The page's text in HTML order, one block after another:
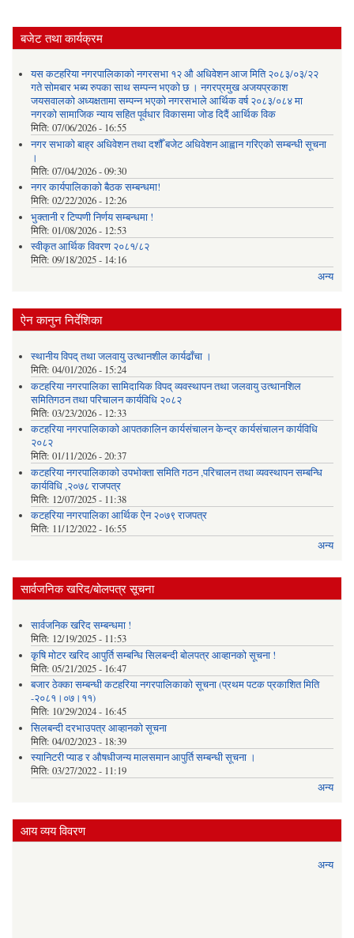
बजेट तथा कार्यक्रम
यस कटहरिया नगरपालिकाको नगरसभा १२ औ अधिवेशन आज मिति २०८३/०३/२२
गते सोमबार भब्य रुपका साथ सम्पन्न भएको छ । नगरप्रमुख अजयप्रकाश
जयसवालको अध्यक्षतामा सम्पन्न भएको नगरसभाले आर्थिक वर्ष २०८३/०८४ मा
नगरको सामाजिक न्याय सहित पूर्वधार विकासमा जोड दिदैं आर्थिक विक
मिति: 07/06/2026 - 16:55
नगर सभाको बाह्र अधिवेशन तथा दशौँ बजेट अधिवेशन आह्वान गरिएको सम्बन्धी सूचना
।
मिति: 07/04/2026 - 09:30
नगर कार्यपालिकाको बैठक सम्बन्धमा!
मिति: 02/22/2026 - 12:26
भुक्तानी र टिप्पणी निर्णय सम्बन्धमा !
मिति: 01/08/2026 - 12:53
स्वीकृत आर्थिक विवरण २०८१/८२
मिति: 09/18/2025 - 14:16
अन्य
ऐन कानुन निर्देशिका
स्थानीय विपद् तथा जलवायु उत्थानशील कार्यढाँचा ।
मिति: 04/01/2026 - 15:24
कटहरिया नगरपालिका सामिदायिक विपद् व्यवस्थापन तथा जलवायु उत्थानशिल
समितिगठन तथा परिचालन कार्यविधि २०८२
मिति: 03/23/2026 - 12:33
कटहरिया नगरपालिकाको आपतकालिन कार्यसंचालन केन्द्र कार्यसंचालन कार्यविधि
२०८२
मिति: 01/11/2026 - 20:37
कटहरिया नगरपालिकाको उपभोक्ता समिति गठन ,परिचालन तथा व्यवस्थापन सम्बन्धि
कार्यविधि ,२०७८ राजपत्र
मिति: 12/07/2025 - 11:38
कटहरिया नगरपालिका आर्थिक ऐन २०७९ राजपत्र
मिति: 11/12/2022 - 16:55
अन्य
सार्वजनिक खरिद/बोलपत्र सूचना
सार्वजनिक खरिद सम्बन्धमा !
मिति: 12/19/2025 - 11:53
कृषि मोटर खरिद आपुर्ति सम्बन्धि सिलबन्दी बोलपत्र आव्हानको सूचना !
मिति: 05/21/2025 - 16:47
बजार ठेक्का सम्बन्धी कटहरिया नगरपालिकाको सूचना (प्रथम पटक प्रकाशित मिति
-२०८१।०७।११)
मिति: 10/29/2024 - 16:45
सिलबन्दी दरभाउपत्र आव्हानको सूचना
मिति: 04/02/2023 - 18:39
स्यानिटरी प्याड र ‌औषधीजन्य मालसमान आपुर्ति सम्बन्धी सूचना ।
मिति: 03/27/2022 - 11:19
अन्य
आय व्यय विवरण
अन्य